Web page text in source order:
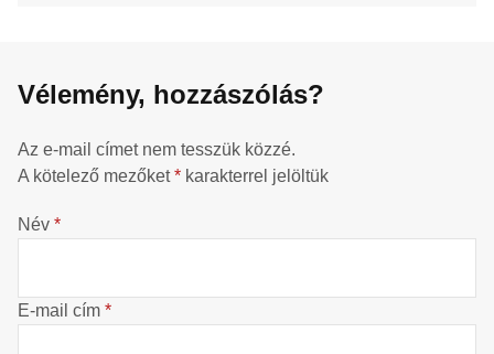
Vélemény, hozzászólás?
Az e-mail címet nem tesszük közzé.
A kötelező mezőket* karakterrel jelöltük
Név *
E-mail cím *